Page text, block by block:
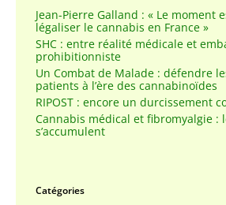
Jean-Pierre Galland : « Le moment
légaliser le cannabis en France »
SHC : entre réalité médicale et
prohibitionniste
Un Combat de Malade : défendre
patients à l’ère des cannabinoïdes
RIPOST : encore un durcissement
Cannabis médical et fibromyalgie :
s’accumulent
Catégories